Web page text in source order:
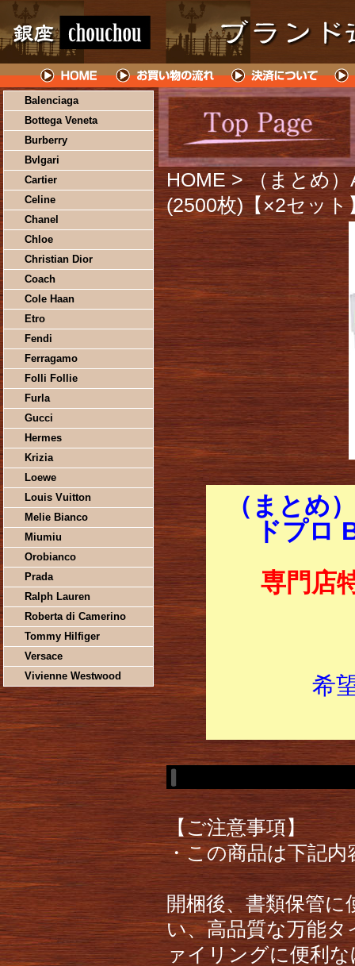
Balenciaga
Bottega Veneta
Burberry
Bvlgari
Cartier
Celine
Chanel
Chloe
Christian Dior
Coach
Cole Haan
Etro
Fendi
Ferragamo
Folli Follie
Furla
Gucci
Hermes
Krizia
Loewe
Louis Vuitton
Melie Bianco
Miumiu
Orobianco
Prada
Ralph Lauren
Roberta di Camerino
Tommy Hilfiger
Versace
Vivienne Westwood
HOME > （まとめ
(2500枚)【×2セット
（まとめ
ドプロ
専門店
希
【ご注意事項】
・この商品は下記
開梱後、書類保管
い、高品質な万能
ァイリングに便利